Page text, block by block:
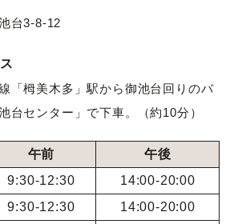
台3-8-12
「栂美木多」駅から御池台回りのバ
台センター」で下車。（約10分）
午前
午後
9:30-12:30
14:00-20:00
9:30-12:30 14:00-20:00